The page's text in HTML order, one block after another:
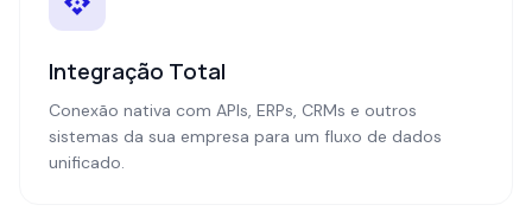
Integração Total
Conexão nativa com APIs, ERPs, CRMs e outros
sistemas da sua empresa para um fluxo de dados
unificado.